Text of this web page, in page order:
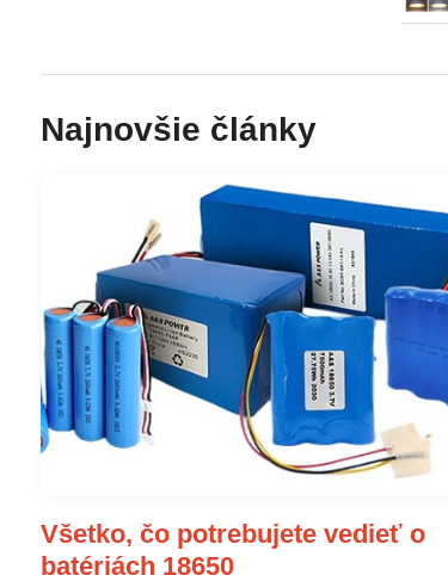
Najnovšie články
Všetko, čo potrebujete vedieť o
batériách 18650